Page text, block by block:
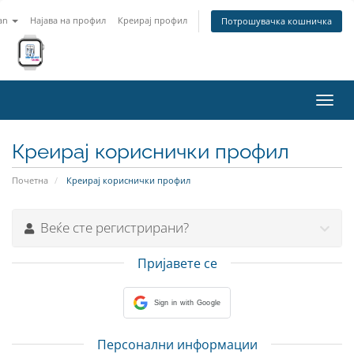
Најава на профил Креирај профил Потрошувачка кошничка
ја
Креирај кориснички профил
Почетна Креирај кориснички профил
Веќе сте регистрирани?
Пријавете се
Sign in with Google
Персонални информации